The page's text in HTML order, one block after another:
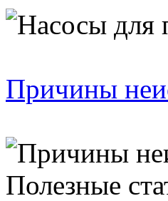
Причины
Полезные